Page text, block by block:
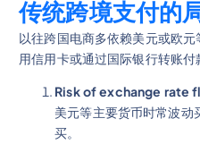
传统跨境支付的
以往跨国电商多依赖美元或欧
用信用卡或通过国际银行转账付
Risk of exchange rate
美元等主要货币时常波动
买。